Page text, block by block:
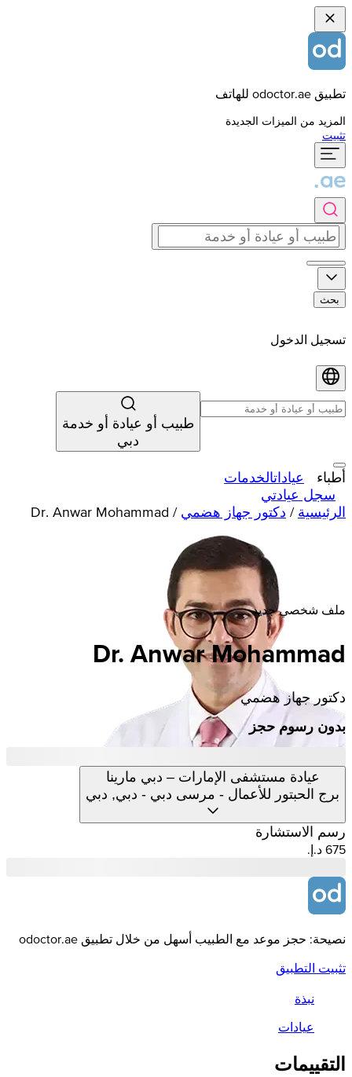
تطبيق odoctor.ae للهاتف
المزيد من الميزات الجديدة
تثبيت
بحث
تسجيل الدخول
طبيب أو عيادة أو خدمة
دبي
أطباء عياداتالخدمات
سجل عيادتي
الرئيسية / دكتور جهاز هضمي /
Dr. Anwar Mohammad
ملف شخصي جديد
Dr. Anwar Mohammad
دكتور جهاز هضمي
بدون رسوم حجز
عيادة مستشفى الإمارات – دبي مارينا
برج الحبتور للأعمال - مرسى دبي - دبي, دبي
رسم الاستشارة
نصيحة: حجز موعد مع الطبيب أسهل من خلال تطبيق odoctor.ae
تثبيت التطبيق
نبذة
عيادات
التقييمات